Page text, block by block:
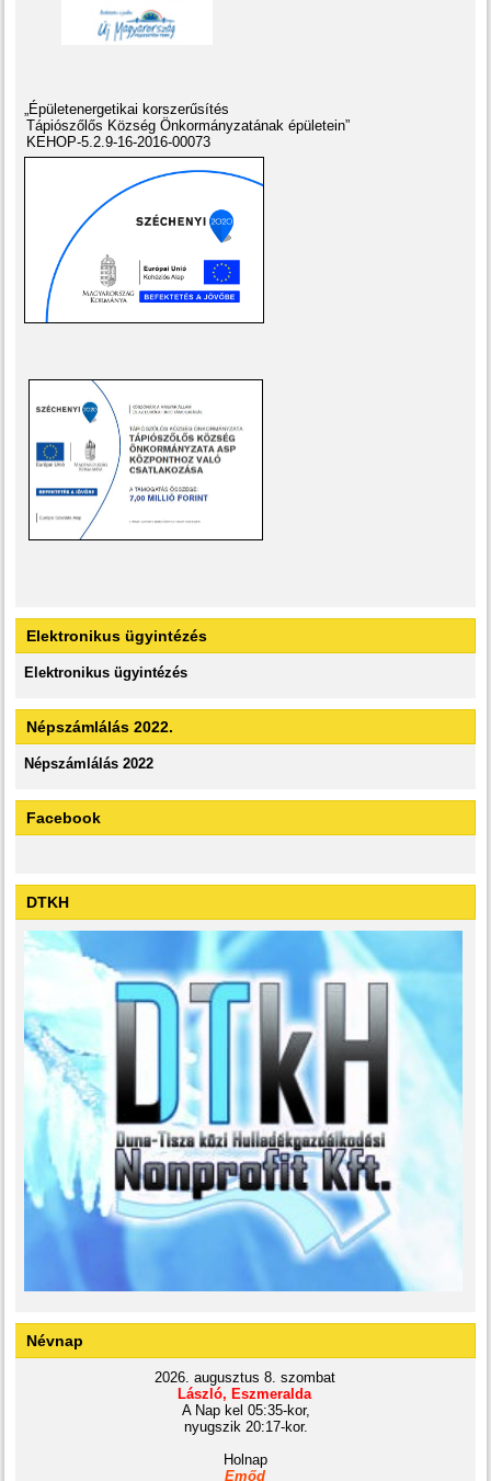
„Épületenergetikai korszerűsítés
Tápiószőlős Község Önkormányzatának épületein”
KEHOP-5.2.9-16-2016-00073
Elektronikus ügyintézés
Elektronikus ügyintézés
Népszámlálás 2022.
Népszámlálás 2022
Facebook
DTKH
Névnap
2026. augusztus 8. szombat
László, Eszmeralda
A Nap kel 05:35-kor,
nyugszik 20:17-kor.
Holnap
Emőd